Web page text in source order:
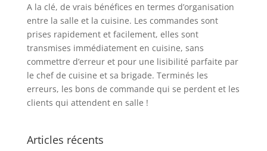
A la clé, de vrais bénéfices en termes d’organisation
entre la salle et la cuisine. Les commandes sont
prises rapidement et facilement, elles sont
transmises immédiatement en cuisine, sans
commettre d’erreur et pour une lisibilité parfaite par
le chef de cuisine et sa brigade. Terminés les
erreurs, les bons de commande qui se perdent et les
clients qui attendent en salle !
Articles récents